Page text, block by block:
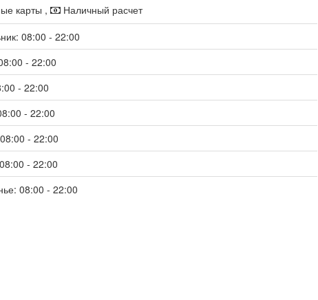
карты ,
Наличный расчет
08:00 - 22:00
- 22:00
- 22:00
- 22:00
- 22:00
- 22:00
08:00 - 22:00